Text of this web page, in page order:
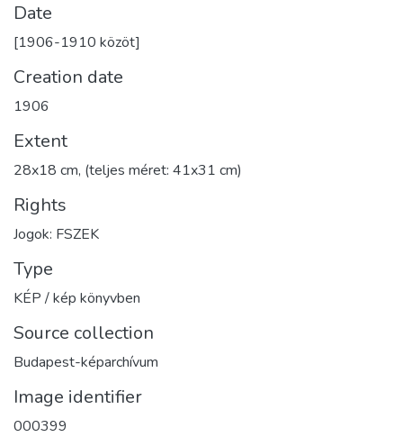
Date
[1906-1910 közöt]
Creation date
1906
Extent
28x18 cm, (teljes méret: 41x31 cm)
Rights
Jogok: FSZEK
Type
KÉP / kép könyvben
Source collection
Budapest-képarchívum
Image identifier
000399